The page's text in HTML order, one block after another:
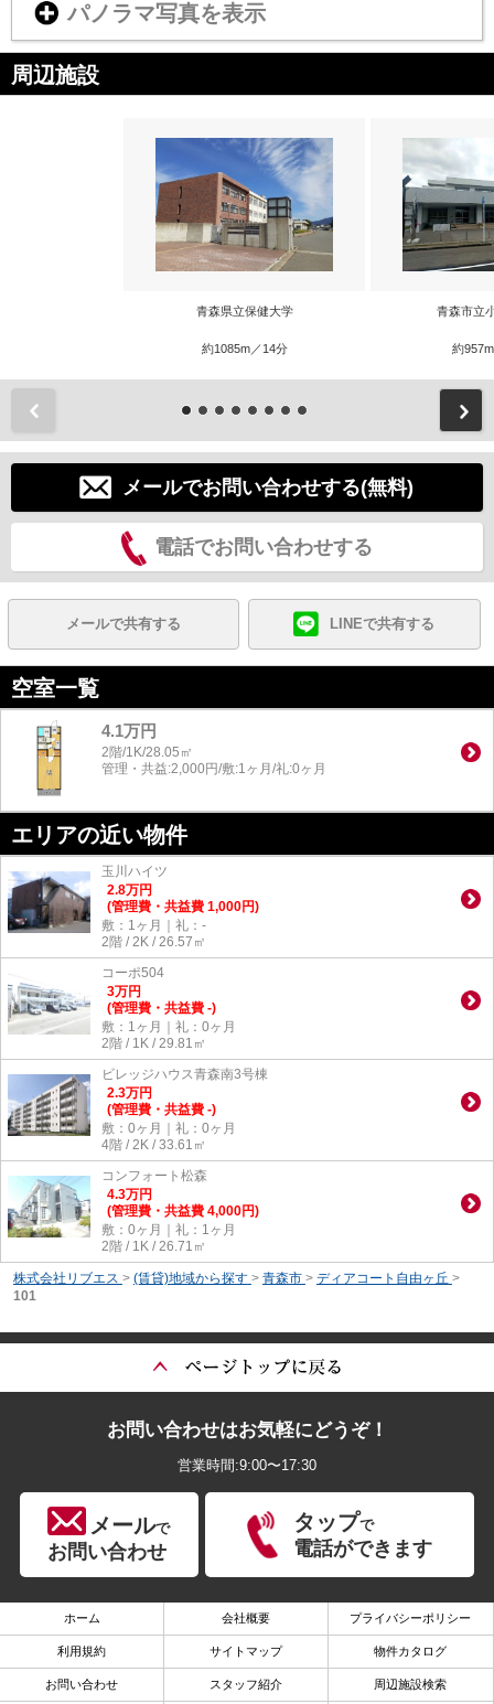
パノラマ写真を表示
周辺施設
青森県立保健大学
約1085m／14分
青森市立
約
メールでお問い合わせする(無料)
電話でお問い合わせする
メールで共有する LINEで共有する
空室一覧
4.1万円
2階/1K/28.05㎡
管理・共益:2,000円/敷:1ヶ月/礼:0ヶ月
エリアの近い物件
玉川ハイツ
2.8万円
(管理費・共益費 1,000円)
敷：1ヶ月｜礼：-
2階 / 2K / 26.57㎡
コーポ504
3万円
(管理費・共益費 -)
敷：1ヶ月｜礼：0ヶ月
2階 / 1K / 29.81㎡
ビレッジハウス青森南3号棟
2.3万円
(管理費・共益費 -)
敷：0ヶ月｜礼：0ヶ月
4階 / 2K / 33.61㎡
コンフォート松森
4.3万円
(管理費・共益費 4,000円)
敷：0ヶ月｜礼：1ヶ月
2階 / 1K / 26.71㎡
株式会社リブエス > (賃貸)地域から探す > 青森市 > ディアコート自由ヶ丘 >
101
お問い合わせはお気軽にどうぞ！
営業時間:9:00〜17:30
メールで
お問い合わせ
タップで
電話ができます
ホーム 会社概要 プライバシーポリシー
利用規約 サイトマップ 物件カタログ
お問い合わせ スタッフ紹介 周辺施設検索